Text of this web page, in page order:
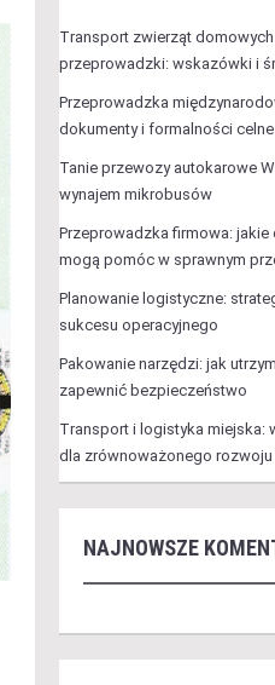
Transport zwierząt
przeprowadzki: wskazówki i
Przeprowadzka
dokumenty i formalności celne
Tanie przewozy autokarowe
wynajem mikrobusów
Przeprowadzka firmowa: jakie
mogą pomóc w sprawnym
Planowanie logistyczne:
sukcesu operacyjnego
Pakowanie narzędzi: jak
zapewnić bezpieczeństwo
Transport i logistyka miejska:
dla zrównoważonego rozwoju
NAJNOWSZE